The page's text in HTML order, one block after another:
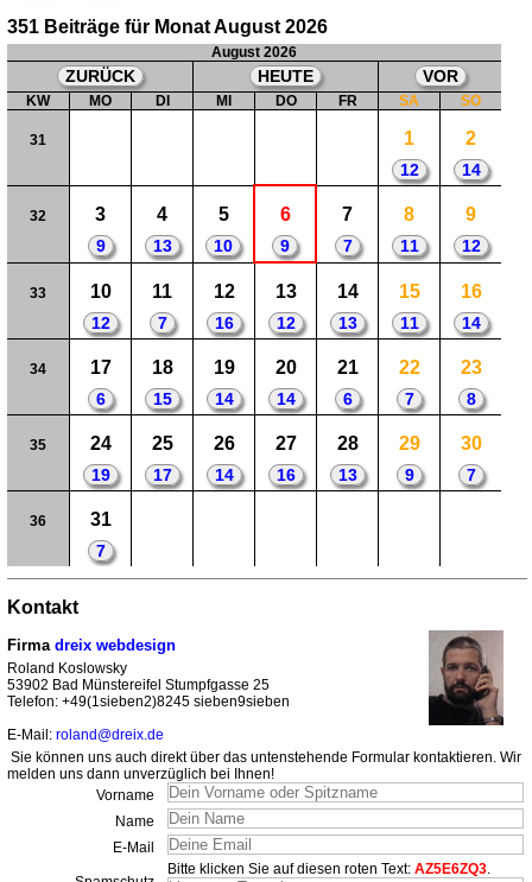
351 Beiträge für Monat August 2026
August 2026
ZURÜCK HEUTE VOR
KW MO DI MI DO FR SA SO
31 1
12
2
14
32 3
9
4
13
5
10
6
9
7
7
8
11
9
12
33 10
12
11
7
12
16
13
12
14
13
15
11
16
14
34 17
6
18
15
19
14
20
14
21
6
22
7
23
8
35 24
19
25
17
26
14
27
16
28
13
29
9
30
7
36 31
7
Kontakt
Firma dreix webdesign
Roland Koslowsky
53902 Bad Münstereifel Stumpfgasse 25
Telefon: +49(1sieben2)8245 sieben9sieben
E-Mail: roland@dreix.de
Sie können uns auch direkt über das untenstehende Formular kontaktieren. Wir
melden uns dann unverzüglich bei Ihnen!
Vorname
Name
E-Mail
Bitte klicken Sie auf diesen roten Text: AZ5E6ZQ3.